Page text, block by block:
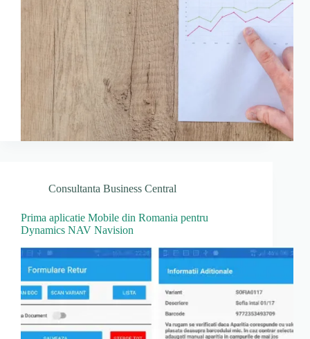
Consultanta Business Central
Prima aplicatie Mobile din Romania pentru
Dynamics NAV Navision